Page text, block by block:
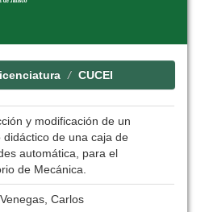
CUCEI
y modificación de un
didáctico de una caja de
automática, para el
de Mecánica.
Carlos